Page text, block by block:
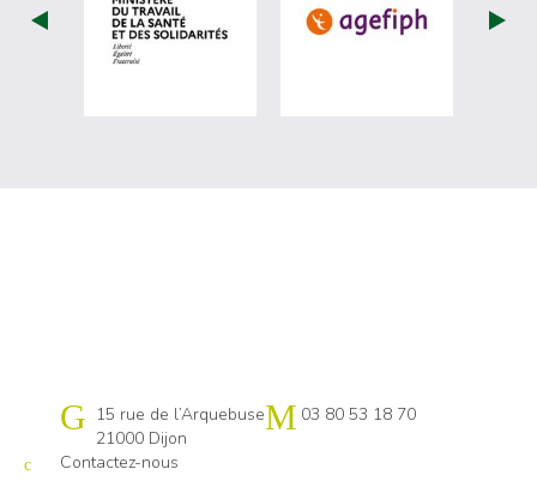
visiter les site de Ministère du travail
visiter les
Cap emploi 21
15 rue de l’Arquebuse
21000 Dijon
03 80 53 18 70
Contactez-nous